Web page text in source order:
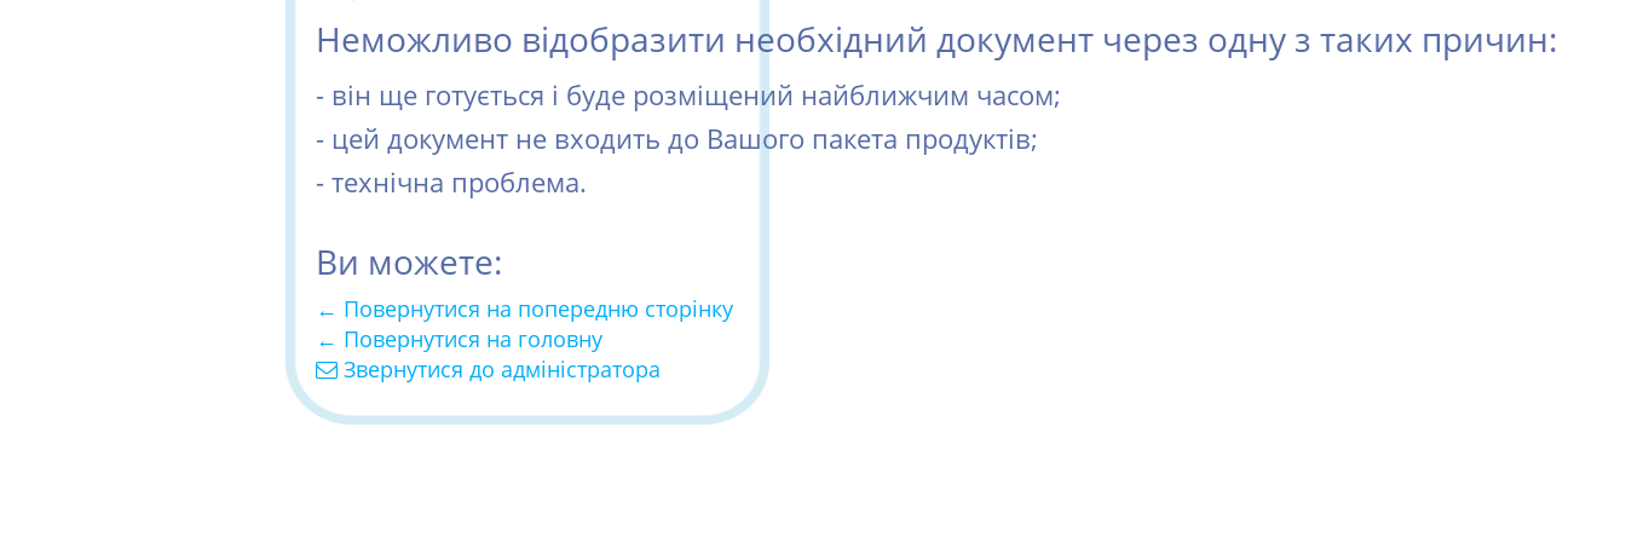
Неможливо відобразити необхідний документ через одну з таких причин:
- він ще готується і буде розміщений найближчим часом;
- цей документ не входить до Вашого пакета продуктів;
- технічна проблема.
Ви можете:
← Повернутися на попередню сторінку
← Повернутися на головну
Звернутися до адміністратора